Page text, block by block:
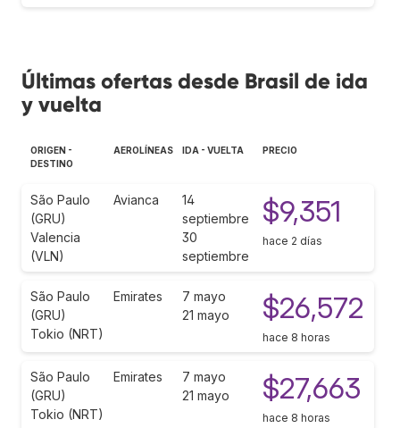
Últimas ofertas desde Brasil de ida
y vuelta
ORIGEN -
DESTINO
AEROLÍNEAS IDA - VUELTA PRECIO
São Paulo
(GRU)
Valencia
(VLN)
Avianca
14
septiembre
30
septiembre
$9,351
hace 2 días
São Paulo
(GRU)
Tokio (NRT)
Emirates
7 mayo
21 mayo
$26,572
hace 8 horas
São Paulo
(GRU)
Tokio (NRT)
Emirates
7 mayo
21 mayo
$27,663
hace 8 horas